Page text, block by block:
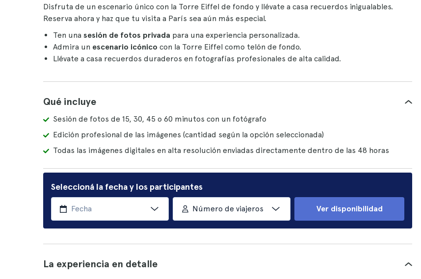
Disfruta de un escenario único con la Torre Eiffel de fondo y llévate a casa recuerdos inigualables.
Reserva ahora y haz que tu visita a París sea aún más especial.
Ten una sesión de fotos privada para una experiencia personalizada.
Admira un escenario icónico con la Torre Eiffel como telón de fondo.
Llévate a casa recuerdos duraderos en fotografías profesionales de alta calidad.
Qué incluye
Sesión de fotos de 15, 30, 45 o 60 minutos con un fotógrafo
Edición profesional de las imágenes (cantidad según la opción seleccionada)
Todas las imágenes digitales en alta resolución enviadas directamente dentro de las 48 horas
Seleccioná la fecha y los participantes
Número de viajeros Ver disponibilidad
La experiencia en detalle